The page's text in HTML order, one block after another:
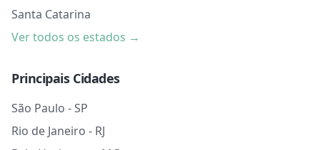
Santa Catarina
Ver todos os estados →
Principais Cidades
São Paulo - SP
Rio de Janeiro - RJ